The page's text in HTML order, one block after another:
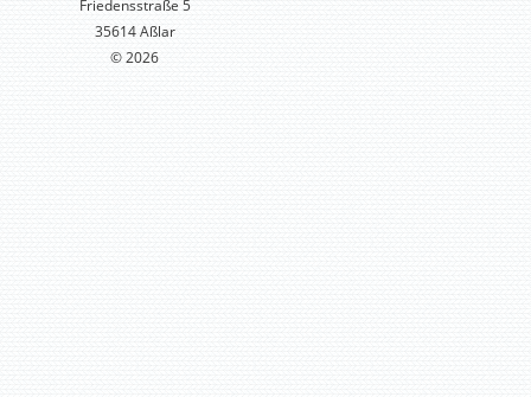
Friedensstraße 5
35614 Aßlar
© 2026